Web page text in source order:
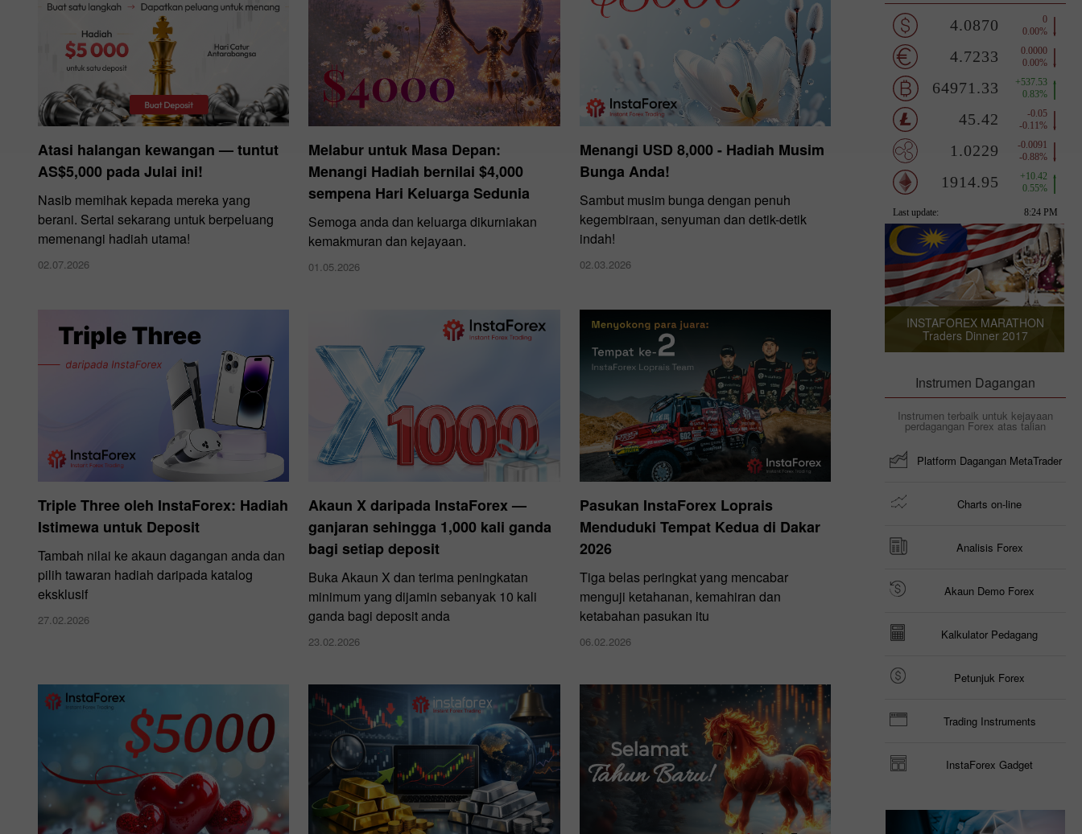
Atasi halangan kewangan — tuntut
AS$5,000 pada Julai ini!
Nasib memihak kepada mereka yang
berani. Sertai sekarang untuk berpeluang
memenangi hadiah utama!
02.07.2026
Melabur untuk Masa Depan:
Menangi Hadiah bernilai $4,000
sempena Hari Keluarga Sedunia
Semoga anda dan keluarga dikurniakan
kemakmuran dan kejayaan.
01.05.2026
Menangi USD 8,000 - Hadiah Musim
Bunga Anda!
Sambut musim bunga dengan penuh
kegembiraan, senyuman dan detik-detik
indah!
02.03.2026
Triple Three oleh InstaForex: Hadiah
Istimewa untuk Deposit
Tambah nilai ke akaun dagangan anda dan
pilih tawaran hadiah daripada katalog
eksklusif
27.02.2026
Akaun X daripada InstaForex —
ganjaran sehingga 1,000 kali ganda
bagi setiap deposit
Buka Akaun X dan terima peningkatan
minimum yang dijamin sebanyak 10 kali
ganda bagi deposit anda
23.02.2026
Pasukan InstaForex Loprais
Menduduki Tempat Kedua di Dakar
2026
Tiga belas peringkat yang mencabar
menguji ketahanan, kemahiran dan
ketabahan pasukan itu
06.02.2026
INSTAFOREX MARATHON
Traders Dinner 2017
Instrumen Dagangan
Instrumen terbaik untuk kejayaan
perdagangan Forex atas talian
Platform Dagangan MetaTrader
Charts on-line
Analisis Forex
Akaun Demo Forex
Kalkulator Pedagang
Petunjuk Forex
Trading Instruments
InstaForex Gadget